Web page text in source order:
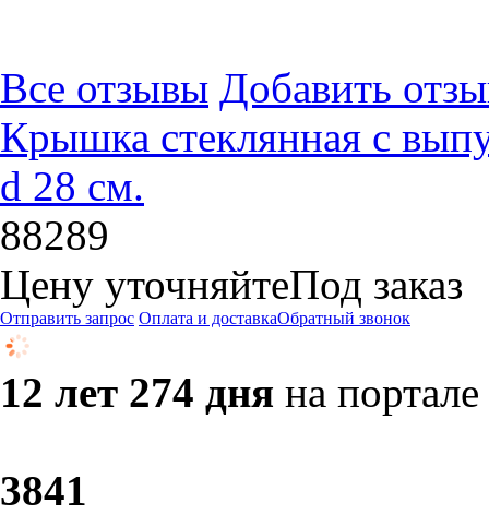
Все отзывы Добавить
Крышка стеклянная с
d 28 см.
88289
Цену уточняйтеПод заказ
Отправить запрос Оплата и доставкаОбратный звонок
12 лет 274 дня на портале
3841